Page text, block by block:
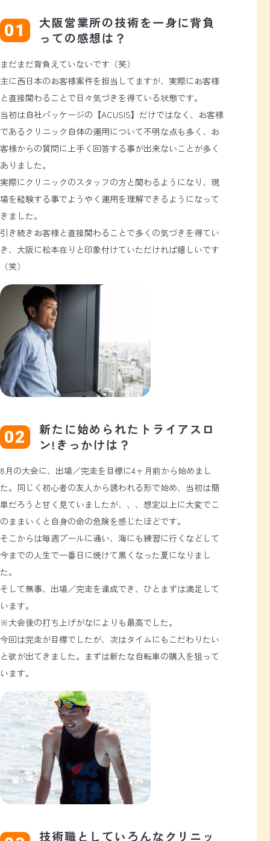
大阪営業所の技術を一身に背負
っての感想は？
まだまだ背負えていないです（笑）
主に西日本のお客様案件を担当してますが、実際にお客様
と直接関わることで日々気づきを得ている状態です。
当初は自社パッケージの【ACUSIS】だけではなく、お客様
であるクリニック自体の運用について不明な点も多く、お
客様からの質問に上手く回答する事が出来ないことが多く
ありました。
実際にクリニックのスタッフの方と関わるようになり、現
場を経験する事でようやく運用を理解できるようになって
きました。
引き続きお客様と直接関わることで多くの気づきを得てい
き、大阪に松本在りと印象付けていただければ嬉しいです
（笑）
新たに始められたトライアスロ
ン!きっかけは？
8月の大会に、出場／完走を目標に4ヶ月前から始めまし
た。同じく初心者の友人から誘われる形で始め、当初は簡
単だろうと甘く見ていましたが、、、想定以上に大変でこ
のままいくと自身の命の危険を感じたほどです。
そこからは毎週プールに通い、海にも練習に行くなどして
今までの人生で一番日に焼けて黒くなった夏になりまし
た。
そして無事、出場／完走を達成でき、ひとまずは満足して
います。
※大会後の打ち上げがなによりも最高でした。
今回は完走が目標でしたが、次はタイムにもこだわりたい
と欲が出てきました。まずは新たな自転車の購入を狙って
います。
技術職としていろんなクリニッ